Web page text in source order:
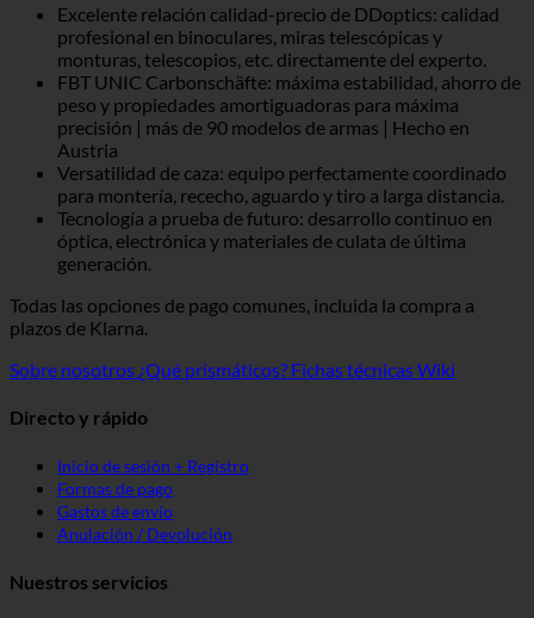
Excelente relación calidad-precio de DDoptics: calidad
profesional en binoculares, miras telescópicas y
monturas, telescopios, etc. directamente del experto.
FBT UNIC Carbonschäfte: máxima estabilidad, ahorro de
peso y propiedades amortiguadoras para máxima
precisión | más de 90 modelos de armas | Hecho en
Austria
Versatilidad de caza: equipo perfectamente coordinado
para montería, rececho, aguardo y tiro a larga distancia.
Tecnología a prueba de futuro: desarrollo continuo en
óptica, electrónica y materiales de culata de última
generación.
Todas las opciones de pago comunes, incluida la compra a
plazos de Klarna.
Sobre nosotros ¿Qué prismáticos? Fichas técnicas Wiki
Directo y rápido
Inicio de sesión + Registro
Formas de pago
Gastos de envío
Anulación / Devolución
Nuestros servicios